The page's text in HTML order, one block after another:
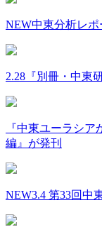
NEW中東分析レポ
2.28『別冊・中東
『中東ユーラシ
編』が発刊
NEW3.4 第33回中